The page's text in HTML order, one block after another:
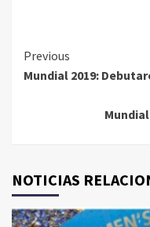
Continue
Reading
Previous
Mundial 2019:
NOTICIAS